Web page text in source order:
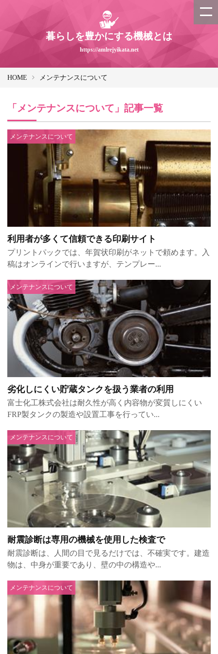
暮らしを豊かにする機械とは
https://amlrejyikata.net
HOME メンテナンスについて
「メンテナンスについて」記事一覧
利用者が多くて信頼できる印刷サイト
メンテナンスについて
プリントパックでは、年賀状印刷がネットで頼めます。入
稿はオンラインで行いますが、テンプレー...
劣化しにくい貯蔵タンクを扱う業者の利用
メンテナンスについて
富士化工株式会社は耐久性が高く内容物が変質しにくい
FRP製タンクの製造や設置工事を行ってい...
耐震診断は専用の機械を使用した検査で
メンテナンスについて
耐震診断は、人間の目で見るだけでは、不確実です。建造
物は、中身が重要であり、壁の中の構造や...
メンテナンスについて